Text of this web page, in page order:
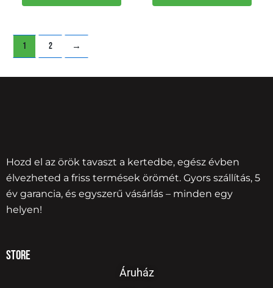
1 2 →
Hozd el az örök tavaszt a kertedbe, egész évben
élvezheted a friss termések örömét. Gyors szállítás, 5
év garancia, és egyszerű vásárlás – minden egy
helyen!
Store
Áruház